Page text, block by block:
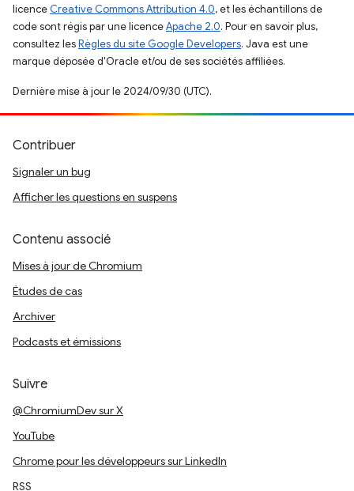
licence Creative Commons Attribution 4.0, et les échantillons de
code sont régis par une licenceApache 2.0. Pour en savoir plus,
consultez lesRègles du site Google Developers. Java est une
marque déposée d'Oracle et/ou de ses sociétés affiliées.
Dernière mise à jour le 2024/09/30 (UTC).
Contribuer
Signaler un bug
Afficher les questions en suspens
Contenu associé
Mises à jour de Chromium
Études de cas
Archiver
Podcasts et émissions
Suivre
@ChromiumDev sur X
YouTube
Chrome pour les développeurs sur LinkedIn
RSS